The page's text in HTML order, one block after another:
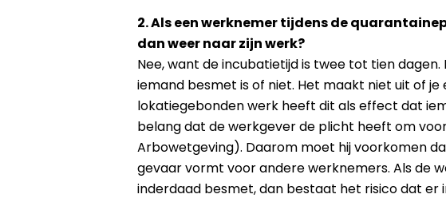
2. Als een werknemer tijdens de
dan weer naar zijn werk?
Nee, want de incubatietijd is twee tot tien
iemand besmet is of niet. Het maakt niet uit of
lokatiegebonden werk heeft dit als effect dat
belang dat de werkgever de plicht heeft om
Arbowetgeving). Daarom moet hij voorkomen
gevaar vormt voor andere werknemers. Als de
inderdaad besmet, dan bestaat het risico dat